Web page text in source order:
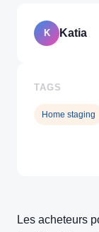
Les acheteurs
K Katia
TAGS
Home staging